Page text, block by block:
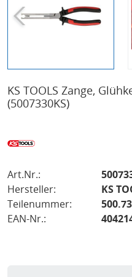
KS TOOLS Zange,
(5007330KS)
Art.Nr.:
Hersteller:
KS
Teilenummer:
EAN-Nr.: